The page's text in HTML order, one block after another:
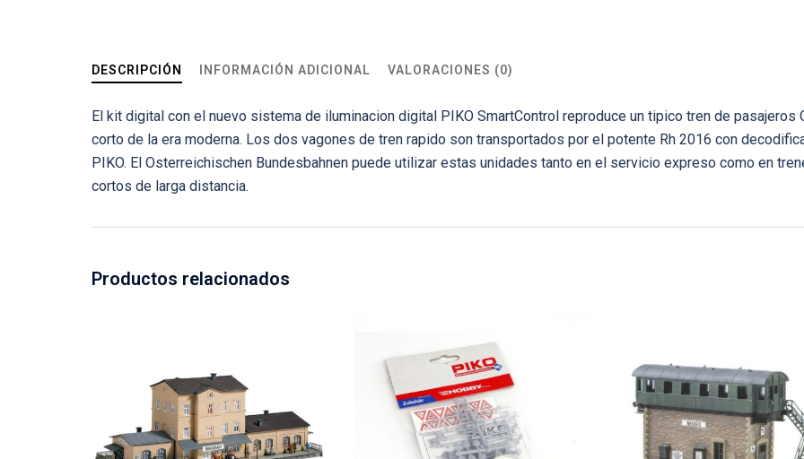
DESCRIPCIÓN INFORMACIÓN ADICIONAL VALORACIONES (0)
El kit digital con el nuevo sistema de iluminacion digital PIKO SmartControl reproduce un tipico tren de pasajeros
corto de la era moderna. Los dos vagones de tren rapido son transportados por el potente Rh 2016 con
PIKO. El Osterreichischen Bundesbahnen puede utilizar estas unidades tanto en el servicio expreso como en
cortos de larga distancia.
Productos relacionados